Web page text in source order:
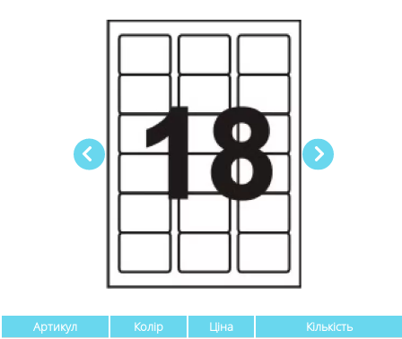
Артикул Колір Ціна
Кількість